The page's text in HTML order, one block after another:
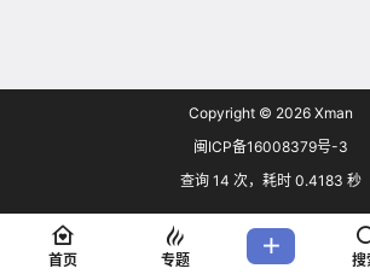
Copyright © 2026 Xman
闽ICP备16008379号-3
查询 14 次，耗时 0.4183 秒
首页 专题 搜